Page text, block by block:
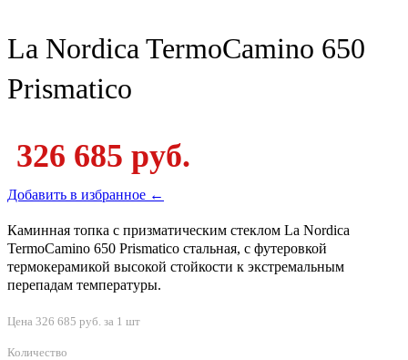
La Nordica TermoCamino 650
Prismatico
326 685 руб.
Добавить в избранное ←
Каминная топка с призматическим стеклом La Nordica
TermoCamino 650 Prismatico стальная, с футеровкой
термокерамикой высокой стойкости к экстремальным
перепадам температуры.
Цена 326 685 руб. за 1 шт
Количество